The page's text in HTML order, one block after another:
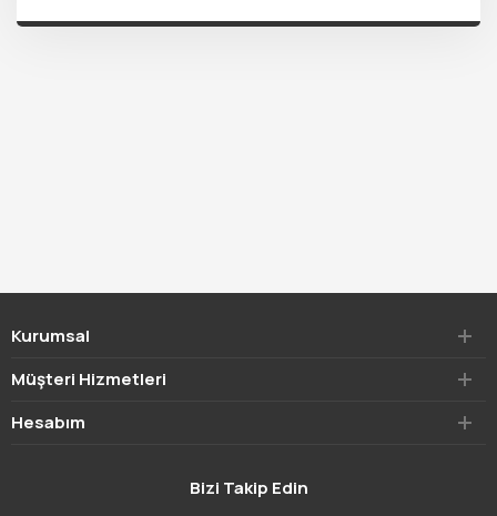
Kurumsal
Müşteri Hizmetleri
Hesabım
Bizi Takip Edin